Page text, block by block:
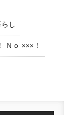
し
Ｎｏ ×××！